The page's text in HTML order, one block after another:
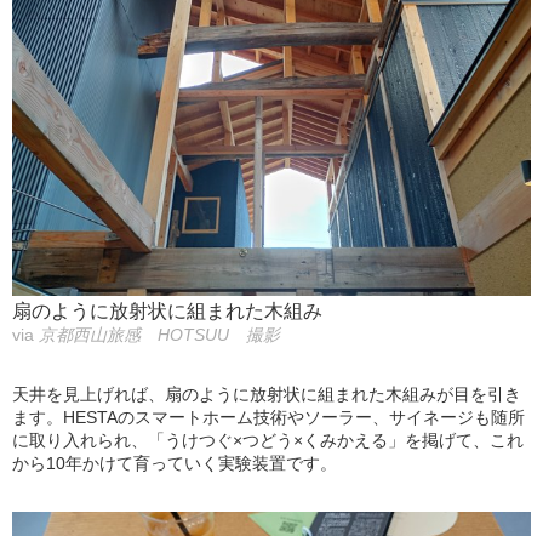
扇のように放射状に組まれた木組み
via 京都西山旅感 HOTSUU 撮影
天井を見上げれば、扇のように放射状に組まれた木組みが目を引き
ます。HESTAのスマートホーム技術やソーラー、サイネージも随所
に取り入れられ、「うけつぐ×つどう×くみかえる」を掲げて、これ
から10年かけて育っていく実験装置です。